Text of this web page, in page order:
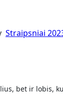
Straipsniai